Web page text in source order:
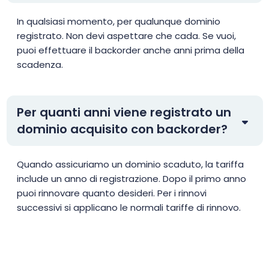
In qualsiasi momento, per qualunque dominio
registrato. Non devi aspettare che cada. Se vuoi,
puoi effettuare il backorder anche anni prima della
scadenza.
Per quanti anni viene registrato un
dominio acquisito con backorder?
Quando assicuriamo un dominio scaduto, la tariffa
include un anno di registrazione. Dopo il primo anno
puoi rinnovare quanto desideri. Per i rinnovi
successivi si applicano le normali tariffe di rinnovo.